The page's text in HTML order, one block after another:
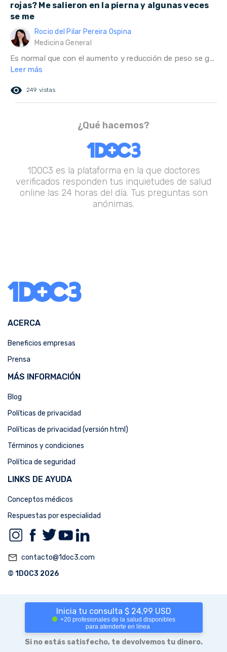
rojas? Me salieron en la pierna y algunas veces
se me
Rocio del Pilar Pereira Ospina
Medicina General
Es normal que con el aumento y reducción de peso se g...
Leer más
remove_red_eye 249 vistas
¿Qué hacemos?
1DOC3 es la plataforma en la que doctores
verificados responden tus inquietudes de salud
online las 24 horas del día. Tus preguntas son
anónimas.
Inicia tu consulta $ 24,99 USD
+20 profesionales de la salud disponibles
para atenderte en línea
Si no estás satisfecho, te devolvemos tu dinero.
ACERCA
Beneficios empresas
Prensa
MÁS INFORMACIÓN
Blog
Políticas de privacidad
Políticas de privacidad (versión html)
Términos y condiciones
Política de seguridad
LINKS DE AYUDA
Conceptos médicos
Respuestas por especialidad
mail_outline contacto@1doc3.com
© 1DOC3 2026